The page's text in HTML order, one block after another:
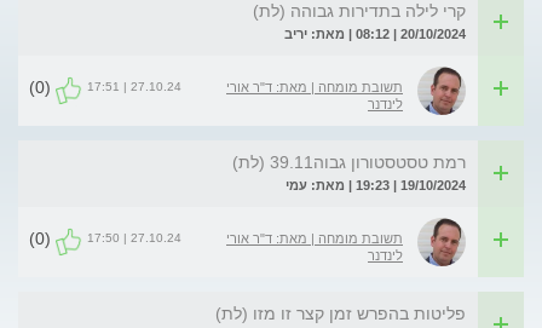
קרי לילה בתדירות גבוהה (לת)
20/10/2024 | 08:12 | מאת: יריב
תשובת מומחה | מאת: ד"ר אורי
לינדנר
27.10.24 | 17:51
(0)
רמת טסטסטורון גבוה39.11 (לת)
19/10/2024 | 19:23 | מאת: עמי
תשובת מומחה | מאת: ד"ר אורי
לינדנר
27.10.24 | 17:50
(0)
פליטות בהפרש זמן קצר זו מזו (לת)